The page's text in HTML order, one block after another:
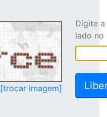
[trocar imagem]
Digite
lado no